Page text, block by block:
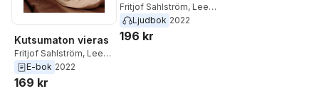
Kutsumaton vieras
Fritjof Sahlström, Leena
Sahlström
E-bok 2022
169 kr
Fritjof Sahlström, Leena
Sahlström
Ljudbok 2022
196 kr